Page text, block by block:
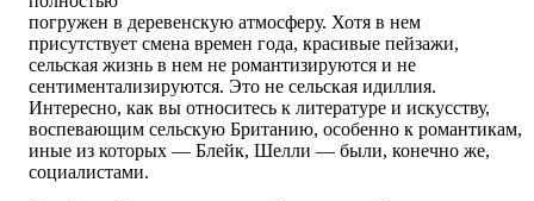
погружен в деревенскую атмосферу. Хотя в нем
присутствует смена времен года, красивые пейзажи,
сельская жизнь в нем не романтизируются и не
сентиментализируются. Это не сельская идиллия.
Интересно, как вы относитесь к литературе и искусству,
воспевающим сельскую Британию, особенно к романтикам,
иные из которых — Блейк, Шелли — были, конечно же,
социалистами.